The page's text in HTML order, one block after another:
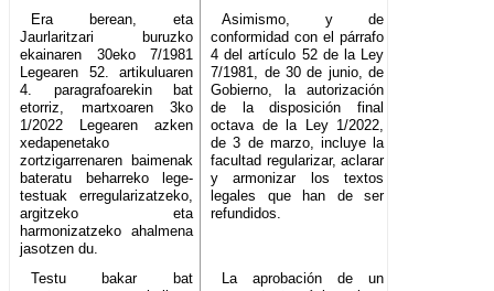
Era berean, eta
Jaurlaritzari buruzko
ekainaren 30eko 7/1981
Legearen 52. artikuluaren
4. paragrafoarekin bat
etorriz, martxoaren 3ko
1/2022 Legearen azken
xedapenetako
zortzigarrenaren baimenak
bateratu beharreko lege-
testuak erregularizatzeko,
argitzeko eta
harmonizatzeko ahalmena
jasotzen du.
Asimismo, y de
conformidad con el párrafo
4 del artículo 52 de la Ley
7/1981, de 30 de junio, de
Gobierno, la autorización
de la disposición final
octava de la Ley 1/2022,
de 3 de marzo, incluye la
facultad regularizar, aclarar
y armonizar los textos
legales que han de ser
refundidos.
Testu bakar bat
La aprobación de un